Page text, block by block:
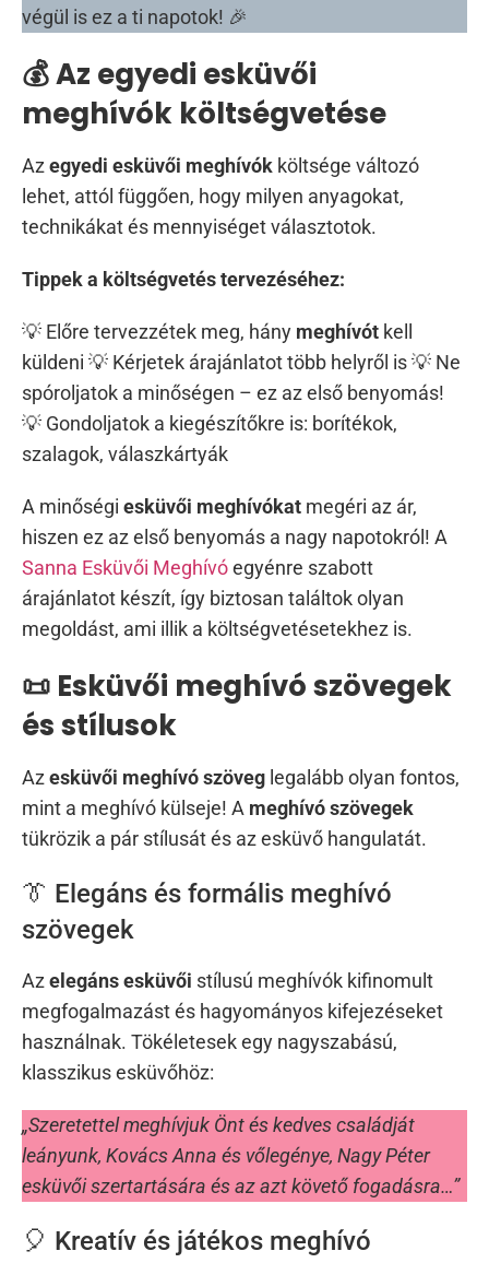
végül is ez a ti napotok! 🎉
💰 Az egyedi esküvői
meghívók költségvetése
Azegyedi esküvői meghívók költsége változó
lehet, attól függően, hogy milyen anyagokat,
technikákat és mennyiséget választotok.
Tippek a költségvetés tervezéséhez:
💡 Előre tervezzétek meg, hány meghívót kell
küldeni 💡 Kérjetek árajánlatot több helyről is 💡 Ne
spóroljatok a minőségen – ez az első benyomás!
💡 Gondoljatok a kiegészítőkre is: borítékok,
szalagok, válaszkártyák
A minőségi esküvői meghívókat megéri az ár,
hiszen ez az első benyomás a nagy napotokról! A
Sanna Esküvői Meghívóegyénre szabott
árajánlatot készít, így biztosan találtok olyan
megoldást, ami illik a költségvetésetekhez is.
📜 Esküvői meghívó szövegek
és stílusok
Azesküvői meghívó szöveg legalább olyan fontos,
mint a meghívó külseje! A meghívó szövegek
tükrözik a pár stílusát és az esküvő hangulatát.
👔 Elegáns és formális meghívó
szövegek
Azelegáns esküvői stílusú meghívók kifinomult
megfogalmazást és hagyományos kifejezéseket
használnak. Tökéletesek egy nagyszabású,
klasszikus esküvőhöz:
„Szeretettel meghívjuk Önt és kedves családját
leányunk, Kovács Anna és vőlegénye, Nagy Péter
esküvői szertartására és az azt követő fogadásra…”
🎈 Kreatív és játékos meghívó